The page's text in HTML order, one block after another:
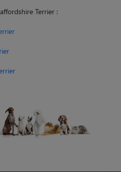
Terrier :